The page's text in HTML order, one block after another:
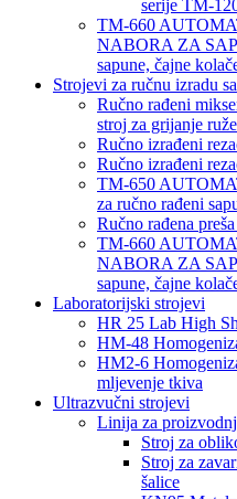
serije TM-
TM-660
NABORA ZA
sapune, čajne
Strojevi za ručnu izradu
Ručno rađeni
stroj za grijanje
Ručno izrađeni
Ručno izrađeni
TM-650
za ručno rađeni
Ručno rađena
TM-660
NABORA ZA
sapune, čajne
Laboratorijski strojevi
HR 25 Lab High
HM-48
HM2-6
mljevenje tkiva
Ultrazvučni strojevi
Linija za
Stroj za
Stroj za
šalice